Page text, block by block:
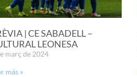
| CE SABADELL –
LEONESA
març de 2024
más »